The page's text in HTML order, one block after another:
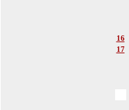
16
17